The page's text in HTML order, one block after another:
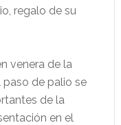
regalo de su
venera de la
paso de palio se
de la
en el